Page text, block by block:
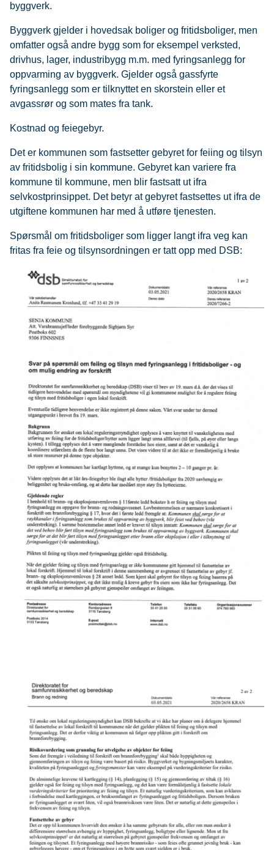
byggverk.
Byggverk gjelder i hovedsak boliger og fritidsboliger, men
omfatter også andre bygg som for eksempel verksted,
drivhus, lager, industribygg m.m. med fyringsanlegg for
oppvarming av byggverk. Gjelder også gassfyrte
fyringsanlegg som er tilknyttet en skorstein eller et
avgassrør og som mates fra tank.
Kostnad og feiegebyr.
Det er kommunen som fastsetter gebyret for feiing og tilsyn
av fritidsbolig i sin kommune. Gebyret kan variere fra
kommune til kommune, men blir fastsatt ut ifra
selvkostprinsippet. Det betyr at gebyret fastsettes ut ifra de
utgiftene kommunen har med å utføre tjenesten.
Spørsmål om fritidsboliger som ligger langt ifra veg kan
fritas fra feie og tilsynsordningen er tatt opp med DSB: